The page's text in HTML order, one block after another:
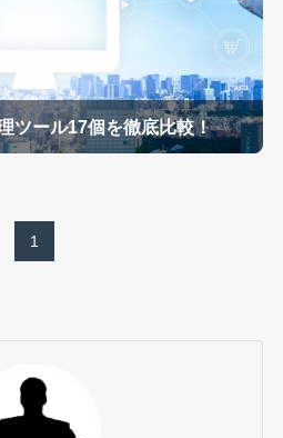
ツール17個を徹底比較！
1